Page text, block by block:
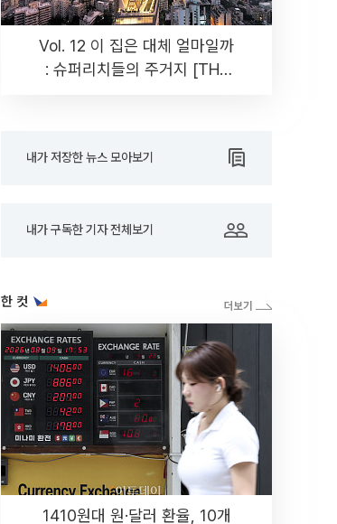
Vol. 12 이 집은 대체 얼마일까
: 슈퍼리치들의 주거지 [THE
내가 저장한 뉴스 모아보기
내가 구독한 기자 전체보기
한 컷
1410원대 원·달러 환율, 10개